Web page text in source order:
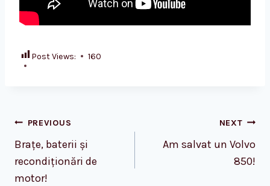
Post Views: 160
Post
navigation
PREVIOUS
Brațe, baterii și
recondiționări de
motor!
NEXT
Am salvat un Volvo
850!